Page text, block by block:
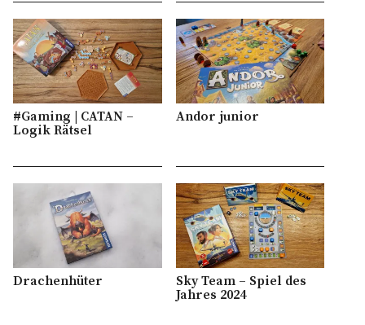
#Gaming | CATAN –
Logik Rätsel
Andor junior
Drachenhüter
Sky Team – Spiel des
Jahres 2024